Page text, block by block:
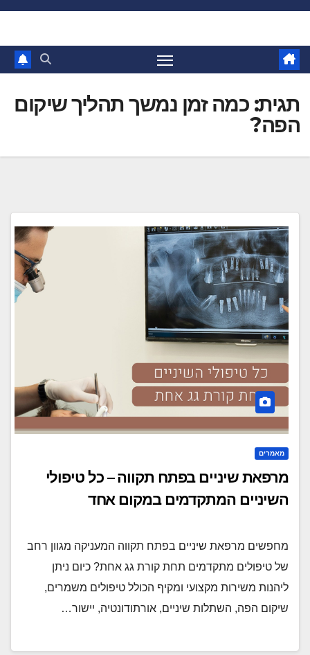
Skip
content
תגית: כמה זמן נמשך תהליך שיקום
הפה?
מאמרים
מרפאת שיניים בפתח תקווה – כל טיפולי
השיניים המתקדמים במקום אחד
מחפשים מרפאת שיניים בפתח תקווה המעניקה מגוון רחב
של טיפולים מתקדמים תחת קורת גג אחת? כיום ניתן
ליהנות משירות מקצועי ומקיף הכולל טיפולים משמרים,
שיקום הפה, השתלות שיניים, אורתודונטיה, יישור…